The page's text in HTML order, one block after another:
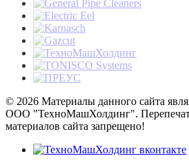
© 2026 Материалы данного сайта
ООО "ТехноМашХолдинг".
материалов сайта запрещено!